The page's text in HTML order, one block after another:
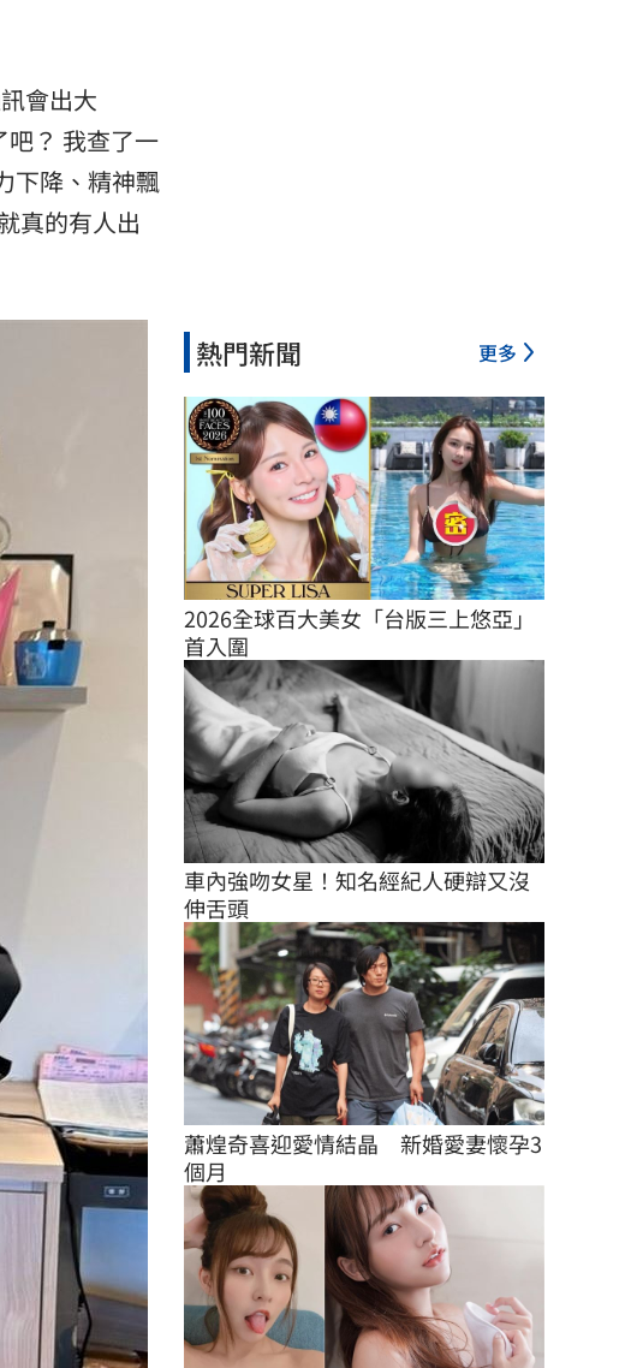
會出大
？ 我查了一
下降、精神飄
真的有人出
熱門新聞 更多
2026全球百大美女「台版三上悠亞」
首入圍
車內強吻女星！知名經紀人硬辯又沒
伸舌頭
蕭煌奇喜迎愛情結晶　新婚愛妻懷孕3
個月